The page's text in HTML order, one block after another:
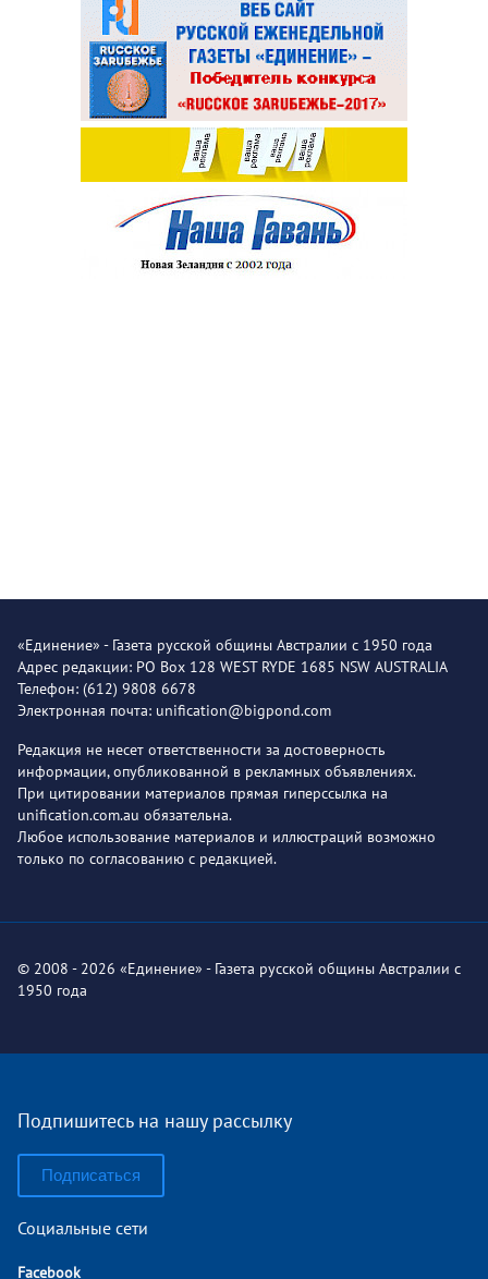
«Единение» - Газета русской общины Австралии с 1950 года
Адрес редакции: PO Box 128 WEST RYDE 1685 NSW AUSTRALIA
Телефон: (612) 9808 6678
Электронная почта: unification@bigpond.com
Редакция не несет ответственности за достоверность
информации, опубликованной в рекламных объявлениях.
При цитировании материалов прямая гиперссылка на
unification.com.au обязательна.
Любое использование материалов и иллюстраций возможно
только по согласованию с редакцией.
© 2008 - 2026 «Единение» - Газета русской общины Австралии с
1950 года
Подпишитесь на нашу рассылку
Подписаться
Социальные сети
Facebook